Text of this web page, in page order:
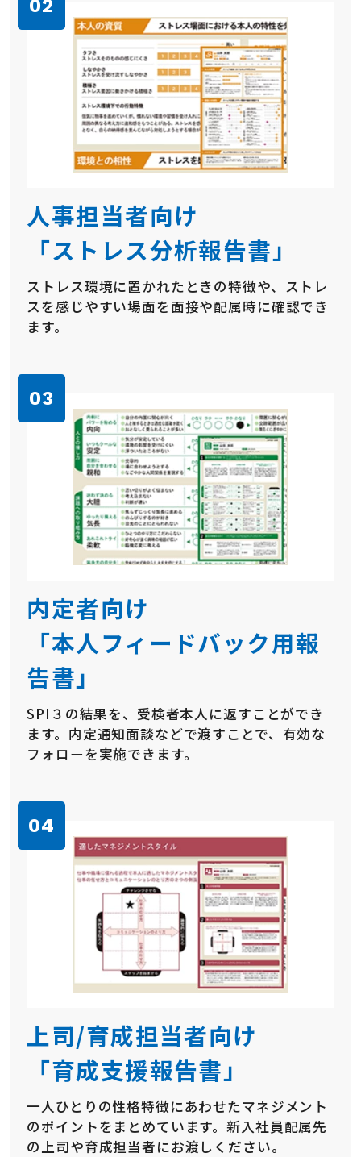
人事担当者向け
「ストレス分析報告書」
ストレス環境に置かれたときの特徴や、ストレ
スを感じやすい場面を面接や配属時に確認でき
ます。
内定者向け
「本人フィードバック用報
告書」
SPI３の結果を、受検者本人に返すことができ
ます。内定通知面談などで渡すことで、有効な
フォローを実施できます。
上司/育成担当者向け
「育成支援報告書」
一人ひとりの性格特徴にあわせたマネジメント
のポイントをまとめています。新入社員配属先
の上司や育成担当者にお渡しください。